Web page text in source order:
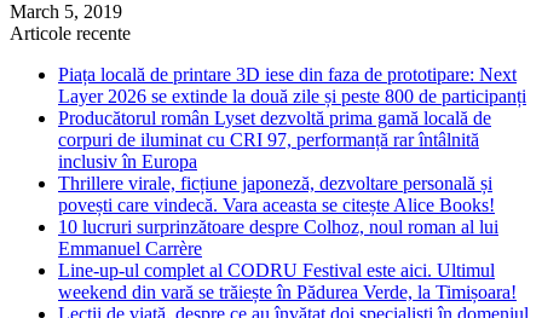
March 5, 2019
Articole recente
Piața locală de printare 3D iese din faza de prototipare: Next
Layer 2026 se extinde la două zile și peste 800 de participanți
Producătorul român Lyset dezvoltă prima gamă locală de
corpuri de iluminat cu CRI 97, performanță rar întâlnită
inclusiv în Europa
Thrillere virale, ficțiune japoneză, dezvoltare personală și
povești care vindecă. Vara aceasta se citește Alice Books!
10 lucruri surprinzătoare despre Colhoz, noul roman al lui
Emmanuel Carrère
Line-up-ul complet al CODRU Festival este aici. Ultimul
weekend din vară se trăiește în Pădurea Verde, la Timișoara!